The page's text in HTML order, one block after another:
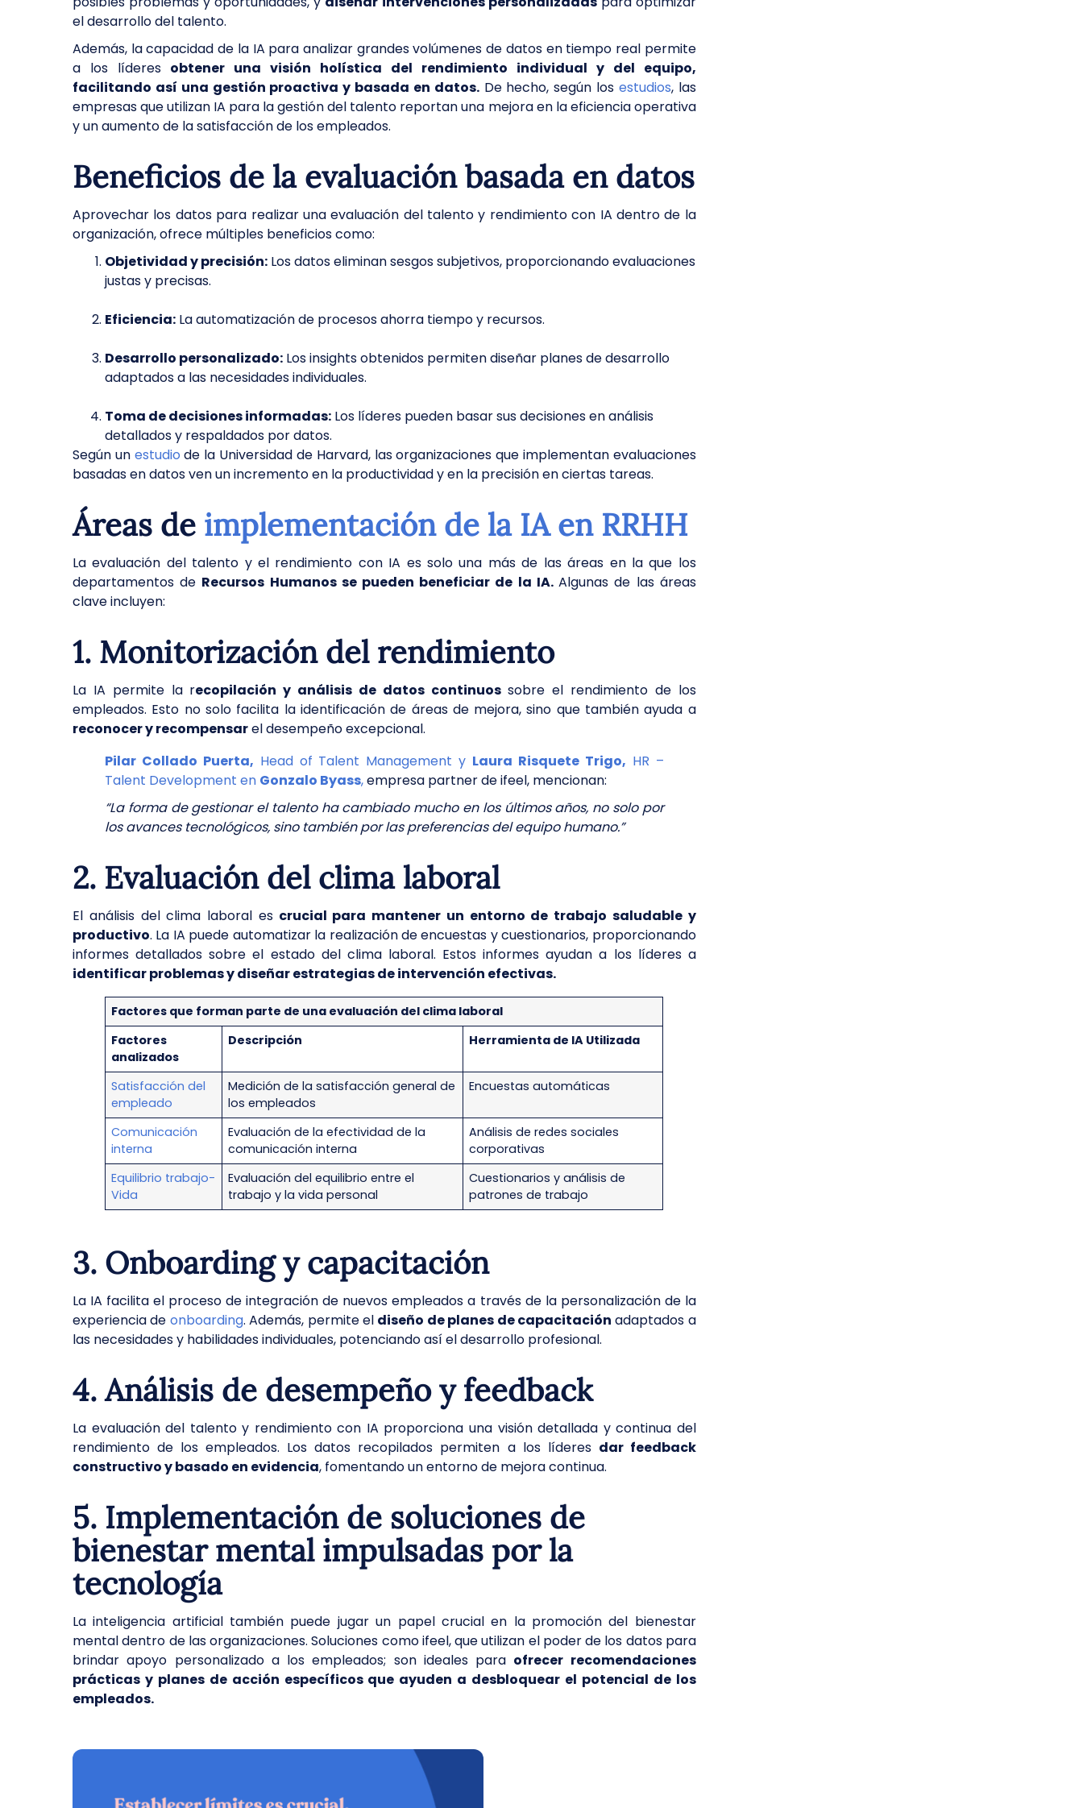
el desarrollo del talento.
Además, la capacidad de la IA para analizar grandes volúmenes de datos en tiempo real permite
a los líderesobtener una visión holística del rendimiento individual y del equipo,
facilitando así una gestión proactiva y basada en datos.De hecho, según los estudios, las
empresas que utilizan IA para la gestión del talento reportan una mejora en la eficiencia operativa
y un aumento de la satisfacción de los empleados.
Beneficios de la evaluación basada en datos
Aprovechar los datos para realizar una evaluación del talento y rendimiento con IA dentro de la
organización, ofrece múltiples beneficios como:
Objetividad y precisión: Los datos eliminan sesgos subjetivos, proporcionando evaluaciones
justas y precisas.
Eficiencia: La automatización de procesos ahorra tiempo y recursos.
Desarrollo personalizado: Los insights obtenidos permiten diseñar planes de desarrollo
adaptados a las necesidades individuales.
Toma de decisiones informadas: Los líderes pueden basar sus decisiones en análisis
detallados y respaldados por datos.
Según un estudio de la Universidad de Harvard, las organizaciones que implementan evaluaciones
basadas en datos ven un incremento en la productividad y en la precisión en ciertas tareas.
Áreas de implementación de la IA en RRHH
La evaluación del talento y el rendimiento con IA es solo una más de las áreas en la que los
departamentos de Recursos Humanos se pueden beneficiar de la IA.Algunas de las áreas
clave incluyen:
1. Monitorización del rendimiento
La IA permite la recopilación y análisis de datos continuossobre el rendimiento de los
empleados. Esto no solo facilita la identificación de áreas de mejora, sino que también ayuda a
reconocer y recompensarel desempeño excepcional.
Pilar Collado Puerta, Head of Talent Management y Laura Risquete Trigo, HR –
Talent Development en Gonzalo Byass,empresa partner de ifeel, mencionan:
“La forma de gestionar el talento ha cambiado mucho en los últimos años, no solo por
los avances tecnológicos, sino también por las preferencias del equipo humano.”
2. Evaluación del clima laboral
El análisis del clima laboral escrucial para mantener un entorno de trabajo saludable y
productivo. La IA puede automatizar la realización de encuestas y cuestionarios, proporcionando
informes detallados sobre el estado del clima laboral. Estos informes ayudan a los líderes a
identificar problemas y diseñar estrategias de intervención efectivas.
Factores que forman parte de una evaluación del clima laboral
Factores
analizados
Descripción Herramienta de IA Utilizada
Satisfacción del
empleado
Medición de la satisfacción general de
los empleados
Encuestas automáticas
Comunicación
interna
Evaluación de la efectividad de la
comunicación interna
Análisis de redes sociales
corporativas
Equilibrio trabajo-
Vida
Evaluación del equilibrio entre el
trabajo y la vida personal
Cuestionarios y análisis de
patrones de trabajo
3. Onboarding y capacitación
La IA facilita el proceso de integración de nuevos empleados a través de la personalización de la
experiencia de onboarding. Además, permite el diseño de planes de capacitación adaptados a
las necesidades y habilidades individuales, potenciando así el desarrollo profesional.
4. Análisis de desempeño y feedback
La evaluación del talento y rendimiento con IA proporciona una visión detallada y continua del
rendimiento de los empleados. Los datos recopilados permiten a los líderes dar feedback
constructivo y basado en evidencia, fomentando un entorno de mejora continua.
5. Implementación de soluciones de
bienestar mental impulsadas por la
tecnología
La inteligencia artificial también puede jugar un papel crucial en la promoción del bienestar
mental dentro de las organizaciones. Soluciones como ifeel, que utilizan el poder de los datos para
brindar apoyo personalizado a los empleados; son ideales para ofrecer recomendaciones
prácticas y planes de acción específicos que ayuden a desbloquear el potencial de los
empleados.